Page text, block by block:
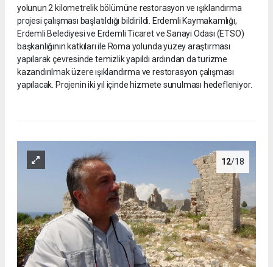
yolunun 2 kilometrelik bölümüne restorasyon ve ışıklandırma
projesi çalışması başlatıldığı bildirildi. Erdemli Kaymakamlığı,
Erdemli Belediyesi ve Erdemli Ticaret ve Sanayi Odası (ETSO)
başkanlığının katkıları ile Roma yolunda yüzey araştırması
yapılarak çevresinde temizlik yapıldı ardından da turizme
kazandırılmak üzere ışıklandırma ve restorasyon çalışması
yapılacak. Projenin iki yıl içinde hizmete sunulması hedefleniyor.
12/18